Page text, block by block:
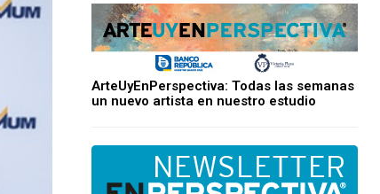
ArteUyEnPerspectiva: Todas las semanas
un nuevo artista en nuestro estudio